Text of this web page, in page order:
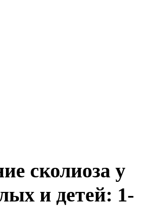
сколиоза у
и детей: 1-